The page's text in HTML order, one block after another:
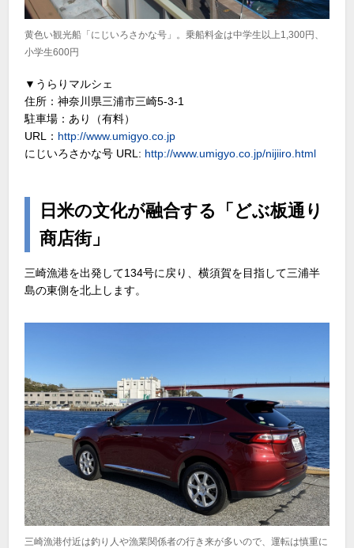
黄色い観光船「にじいろさかな号」。乗船料金は中学生以上1,300円、
小学生600円
▼うらりマルシェ
住所：神奈川県三浦市三崎5-3-1
駐車場：あり（有料）
URL： http://www.umigyo.co.jp
にじいろさかな号 URL: http://www.umigyo.co.jp/nijiiro.html
日米の文化が融合する「どぶ板通り
商店街」
三崎漁港を出発して134号に戻り、横須賀を目指して三浦半
島の東側を北上します。
三崎漁港付近は釣り人や漁業関係者の行き来が多いので、運転は慎重に